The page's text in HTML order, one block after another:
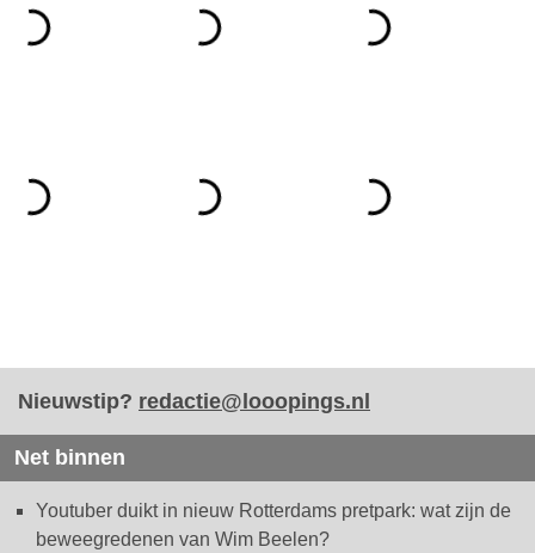
Nieuwstip? redactie@looopings.nl
Net binnen
Youtuber duikt in nieuw Rotterdams pretpark: wat zijn de
beweegredenen van Wim Beelen?